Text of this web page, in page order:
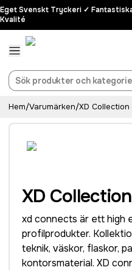
Eget Svenskt Tryckeri ✓
Kvalité
Hem/Varumärken/XD Collection
XD Collection
xd connects är ett high
profilprodukter.
teknik, väskor, flaskor,
kontorsmaterial. XD